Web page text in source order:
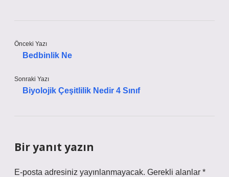
Önceki Yazı
Bedbinlik Ne
Sonraki Yazı
Biyolojik Çeşitlilik Nedir 4 Sınıf
Bir yanıt yazın
E-posta adresiniz yayınlanmayacak. Gerekli alanlar *